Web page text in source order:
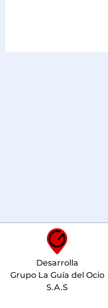
Desarrolla
Grupo La Guía del Ocio
S.A.S